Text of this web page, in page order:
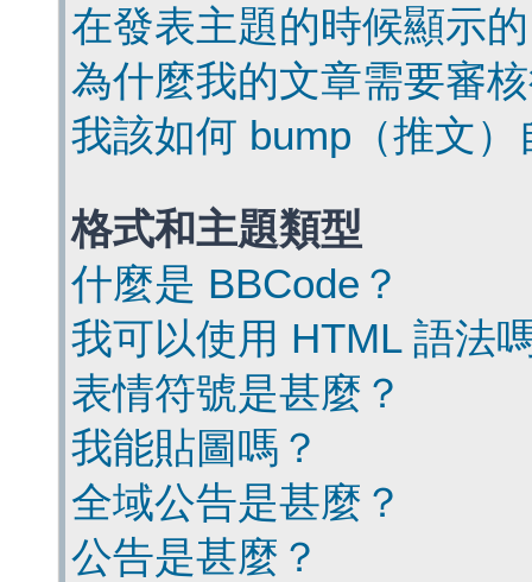
在發表主題的時候顯示
為什麼我的文章需要審
我該如何 bump（推文
格式和主題類型
什麼是 BBCode？
我可以使用 HTML 語法
表情符號是甚麼？
我能貼圖嗎？
全域公告是甚麼？
公告是甚麼？